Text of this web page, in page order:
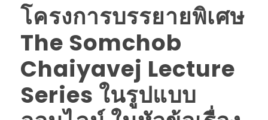
โครงการบรรยายพิเศษ
The Somchob
Chaiyavej Lecture
Series ในรูปแบบ